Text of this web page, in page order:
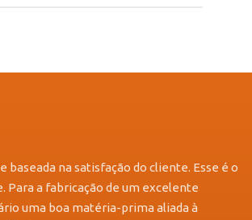
baseada na satisfação do cliente. Esse é o
Para a fabricação de um excelente
uma boa matéria-prima aliada à